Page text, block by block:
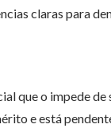
claras para
que o impede
e está